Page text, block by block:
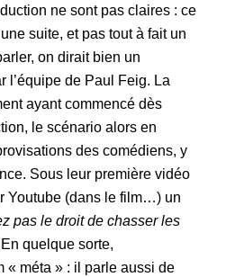
ne sont pas claires : ce
une suite, et pas tout à fait un
on dirait bien un
l’équipe de Paul Feig. La
ayant commencé dès
le scénario alors en
des comédiens, y
Sous leur première vidéo
Youtube (dans le film…) un
pas le droit de chasser les
quelque sorte,
« méta » : il parle aussi de